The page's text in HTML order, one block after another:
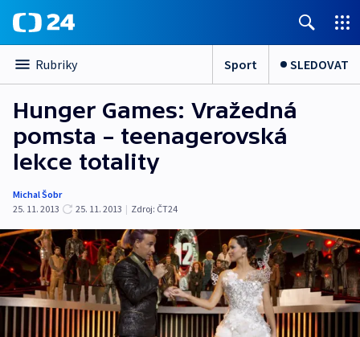
Rubriky Sport SLEDOVAT
Hunger Games: Vražedná
pomsta – teenagerovská
lekce totality
Michal Šobr
25. 11. 2013
25. 11. 2013 | Zdroj: ČT24